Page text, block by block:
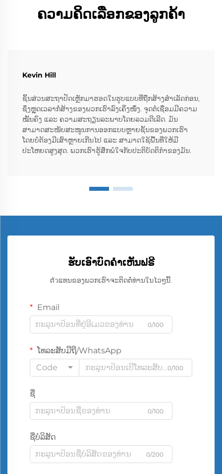
ຄວາມຄິດເລືອກຂອງລູກຄ້າ
Kevin Hill
ຊິ້ນສ່ວນສະຖາປັດເຫຼັກມາຮອດໃນຮູບແບບທີ່ຖືກສ້າງສໍາເລັດກ່ອນ,
ຊຶ່ງຫຼຸດເວລາກໍ່ສ້າງຂອງພວກເຮົາລົງເຄິ່ງໜຶ່ງ. ຈຸດຕໍ່ເຊື່ອມມີຄວາມ
ໝັ້ນຄົງ ແລະ ຄວາມສະຖຽນລະພາບໂດຍລວມດີເລີດ. ມັນ
ສາມາດສະໜັບສະໜູນການອອກແບບຫຼາຍຊັ້ນຂອງພວກເຮົາ
ໂດຍບໍ່ຕ້ອງມີເສົາຫຼາຍເກີນໄປ ແລະ ສາມາດໃຊ້ພື້ນທີ່ໃຫ້ມີ
ປະໂຫຍດສູງສຸດ. ພວກເຮົາຮູ້ສຶກພໍໃຈກັບປະຕິບັດຕິກໍາຂອງມັນ.
ຮັບເອົາບົດຄຳເຫັນຟຣີ
ຕัวແທນຂອງພວກເຮົາຈະຕິດຕໍ່ທ່ານໃນໄວໆນີ້.
Email
0/100
ໂທລະສັບມືຖື/WhatsApp
Code
0/100
ຊື່
0/100
ຊື່ບໍລິສັດ
0/200